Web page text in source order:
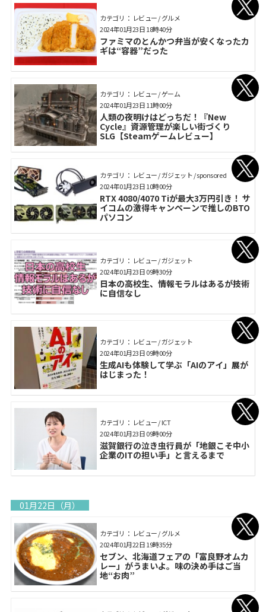
カテゴリ： レビュー / グルメ
ファミマのとんかつ弁当が安くなったカ
ギは“容器”だった
2024年01月23日 18時40分
カテゴリ： レビュー / ゲーム
人類の夜明けはどっちだ！『New
Cycle』資源管理が楽しい街づくり
SLG【Steamゲームレビュー】
2024年01月23日 11時00分
カテゴリ： レビュー / ガジェット / sponsored
RTX 4080/4070 Tiが最大3万円引き！ サ
イコムの激得キャンペーンで推しのBTO
パソコン
2024年01月23日 10時00分
カテゴリ： レビュー / ガジェット
日本の高校生、情報モラルはあるが技術
に自信なし
2024年01月23日 09時30分
カテゴリ： レビュー / ガジェット
生成AIも体験して学ぶ「AIのアイ」展が
はじまった！
2024年01月23日 09時00分
カテゴリ： レビュー / ICT
滋賀銀行の泣き虫行員が「地銀こそ中小
企業のITの担い手」と言えるまで
2024年01月23日 09時00分
01月22日（月）
カテゴリ： レビュー / グルメ
セブン、北海道フェアの「富良野オムカ
レー」がうまいよ。味の決め手はご当
地“お肉”
2024年01月22日 19時35分